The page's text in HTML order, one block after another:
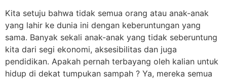
Kita setuju bahwa tidak semua orang atau anak-anak
yang lahir ke dunia ini dengan keberuntungan yang
sama. Banyak sekali anak-anak yang tidak seberuntung
kita dari segi ekonomi, aksesibilitas dan juga
pendidikan. Apakah pernah terbayang oleh kalian untuk
hidup di dekat tumpukan sampah ? Ya, mereka semua